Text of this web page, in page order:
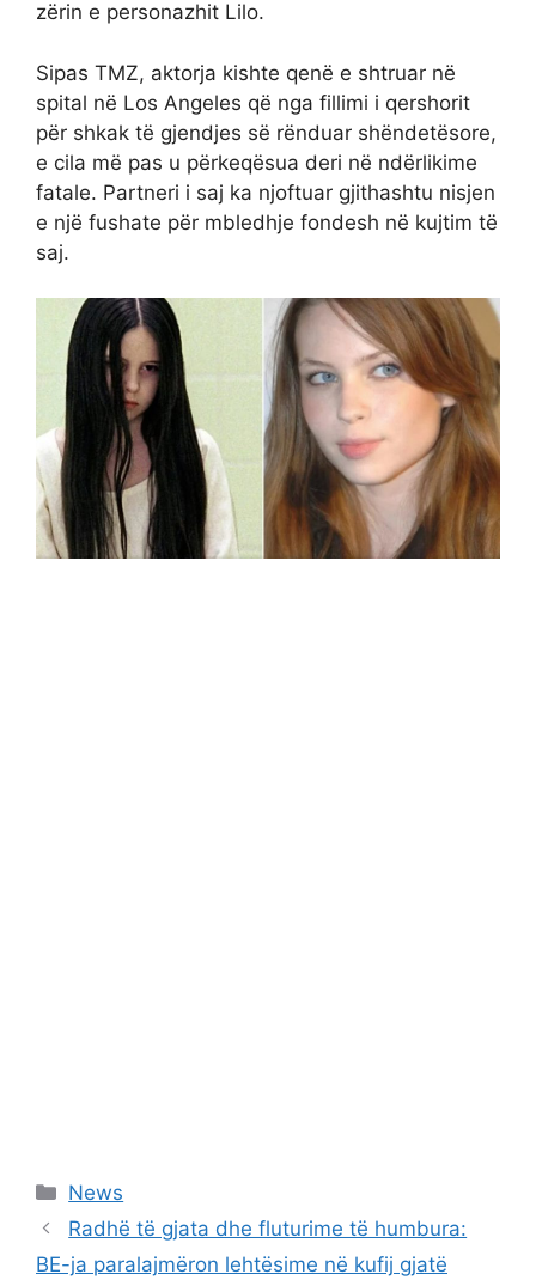
zërin e personazhit Lilo.
Sipas TMZ, aktorja kishte qenë e shtruar në
spital në Los Angeles që nga fillimi i qershorit
për shkak të gjendjes së rënduar shëndetësore,
e cila më pas u përkeqësua deri në ndërlikime
fatale. Partneri i saj ka njoftuar gjithashtu nisjen
e një fushate për mbledhje fondesh në kujtim të
saj.
Categories
News
Radhë të gjata dhe fluturime të humbura:
BE-ja paralajmëron lehtësime në kufij gjatë